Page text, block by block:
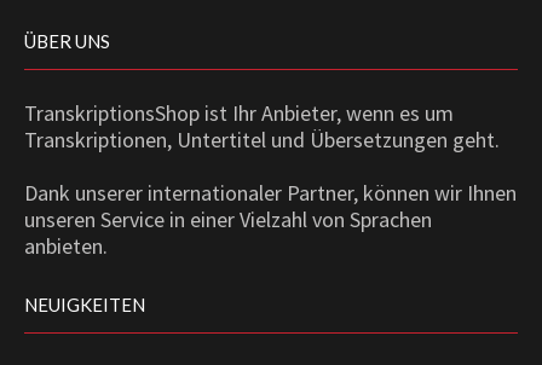
ÜBER UNS
TranskriptionsShop ist Ihr Anbieter, wenn es um
Transkriptionen, Untertitel und Übersetzungen geht.
Dank unserer internationaler Partner, können wir Ihnen
unseren Service in einer Vielzahl von Sprachen
anbieten.
NEUIGKEITEN